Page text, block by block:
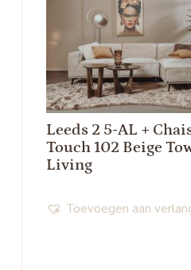
Leeds 2 5-AL +
Touch 102 Beige
Living
Toevoegen aan